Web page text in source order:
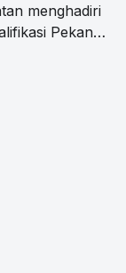
menghadiri
Pekan…